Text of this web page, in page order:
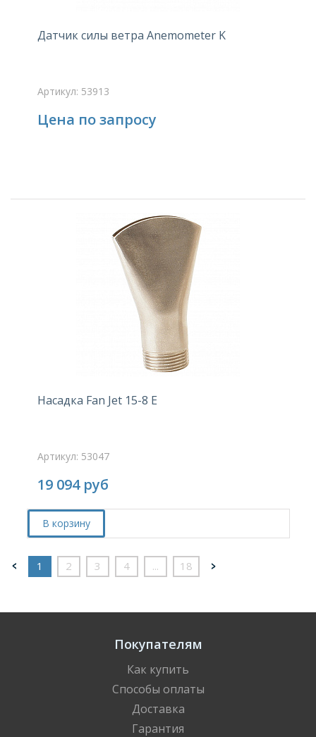
Датчик силы ветра Anemometer K
Артикул: 53913
Цена по запросу
Насадка Fan Jet 15-8 E
Артикул: 53047
19 094 руб
В корзину
1 2 3 4 ... 18
Покупателям
Как купить
Способы оплаты
Доставка
Гарантия